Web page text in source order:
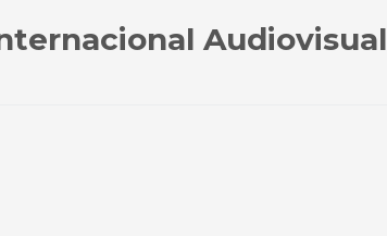
Audiovisual